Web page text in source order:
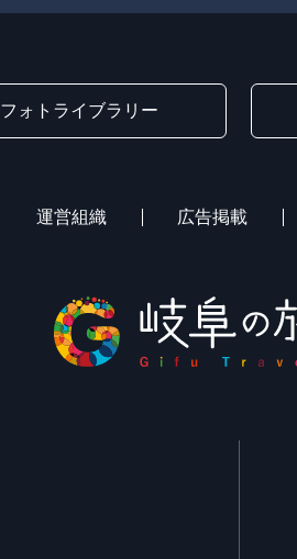
フォトライブラリー
運営組織 広告掲載